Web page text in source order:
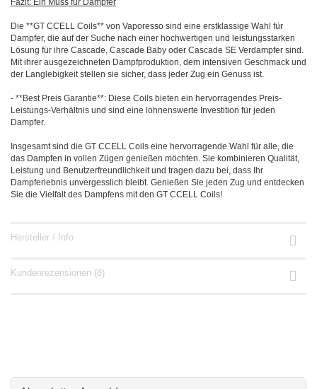
Fazit: Ein Muss für Dampfer
Die **GT CCELL Coils** von Vaporesso sind eine erstklassige Wahl für
Dampfer, die auf der Suche nach einer hochwertigen und leistungsstarken
Lösung für ihre Cascade, Cascade Baby oder Cascade SE Verdampfer sind.
Mit ihrer ausgezeichneten Dampfproduktion, dem intensiven Geschmack und
der Langlebigkeit stellen sie sicher, dass jeder Zug ein Genuss ist.
- **Best Preis Garantie**: Diese Coils bieten ein hervorragendes Preis-
Leistungs-Verhältnis und sind eine lohnenswerte Investition für jeden
Dampfer.
Insgesamt sind die GT CCELL Coils eine hervorragende Wahl für alle, die
das Dampfen in vollen Zügen genießen möchten. Sie kombinieren Qualität,
Leistung und Benutzerfreundlichkeit und tragen dazu bei, dass Ihr
Dampferlebnis unvergesslich bleibt. Genießen Sie jeden Zug und entdecken
Sie die Vielfalt des Dampfens mit den GT CCELL Coils!
Hersteller / Info
Kundenrezensionen (8)